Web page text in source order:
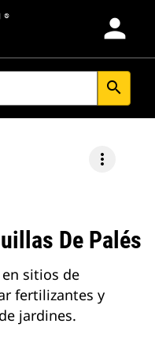
person
search
more_vert
De Palés
sitios de
fertilizantes y
jardines.